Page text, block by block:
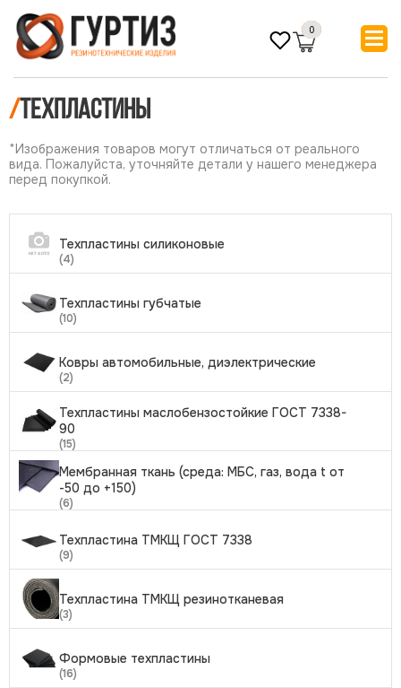
0
/ТЕХПЛАСТИНЫ
*Изображения товаров могут отличаться от реального
вида. Пожалуйста, уточняйте детали у нашего менеджера
перед покупкой.
Техпластины силиконовые
(4)
Техпластины губчатые
(10)
Ковры автомобильные, диэлектрические
(2)
Техпластины маслобензостойкие ГОСТ 7338-
90
(15)
Мембранная ткань (среда: МБС, газ, вода t от
-50 до +150)
(6)
Техпластина ТМКЩ ГОСТ 7338
(9)
Техпластина ТМКЩ резинотканевая
(3)
Формовые техпластины
(16)